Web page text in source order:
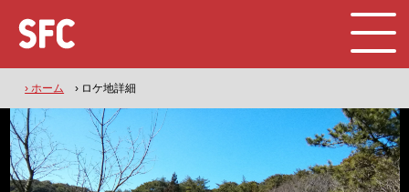
› ホーム › ロケ地詳細